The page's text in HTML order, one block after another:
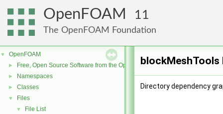
OpenFOAM 11
The OpenFOAM Foundation
▼ OpenFOAM
► Free, Open Source Software from the OpenFOAM Foundation
► Namespaces
► Classes
▼ Files
▼ File List
blockMeshTools
Directory dependency